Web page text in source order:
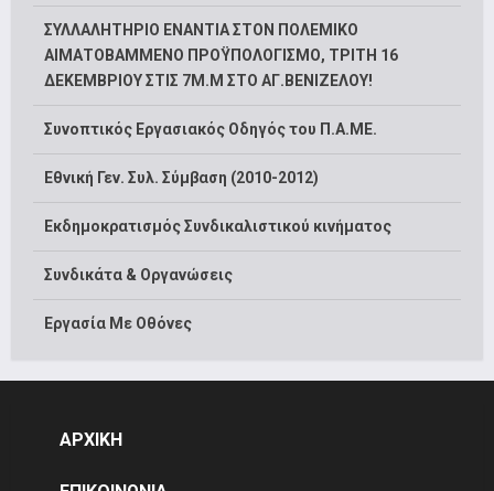
ΣΥΛΛΑΛΗΤΗΡΙΟ ΕΝΑΝΤΙΑ ΣΤΟΝ ΠΟΛΕΜΙΚΟ
ΑΙΜΑΤΟΒΑΜΜΕΝΟ ΠΡΟΫΠΟΛΟΓΙΣΜΟ, ΤΡΙΤΗ 16
ΔΕΚΕΜΒΡΙΟΥ ΣΤΙΣ 7Μ.Μ ΣΤΟ ΑΓ.ΒΕΝΙΖΕΛΟΥ!
Συνοπτικός Εργασιακός Οδηγός του Π.Α.ΜΕ.
Εθνική Γεν. Συλ. Σύμβαση (2010-2012)
Εκδημοκρατισμός Συνδικαλιστικού κινήματος
Συνδικάτα & Οργανώσεις
Εργασία Με Οθόνες
ΑΡΧΙΚΗ